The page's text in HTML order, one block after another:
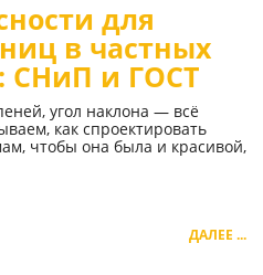
для
в частных
СНиП и ГОСТ
угол наклона — всё
как спроектировать
чтобы она была и красивой,
ДАЛЕЕ ...